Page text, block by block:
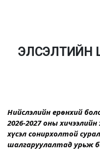
ЭЛСЭЛТИЙН
Нийслэлийн ерөнхий
2026-2027 оны
хүсэл сонирхолтой
шалгаруулалтад урьж